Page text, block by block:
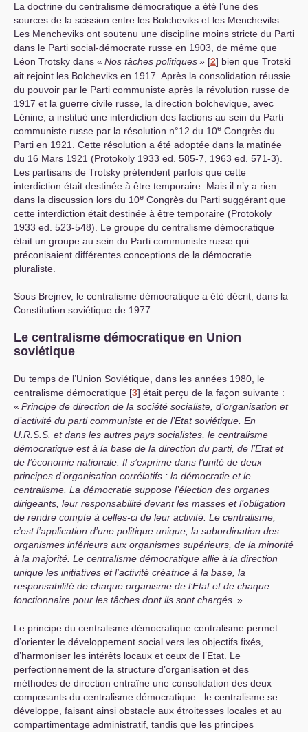
La doctrine du centralisme démocratique a été l’une des
sources de la scission entre les Bolcheviks et les Mencheviks.
Les Mencheviks ont soutenu une discipline moins stricte du Parti
dans le Parti social-démocrate russe en 1903, de même que
Léon Trotsky dans « Nos tâches politiques» [2] bien que Trotski
ait rejoint les Bolcheviks en 1917. Après la consolidation réussie
du pouvoir par le Parti communiste après la révolution russe de
1917 et la guerre civile russe, la direction bolchevique, avec
Lénine, a institué une interdiction des factions au sein du Parti
communiste russe par la résolution n°12 du 10e Congrès du
Parti en 1921. Cette résolution a été adoptée dans la matinée
du 16 Mars 1921 (Protokoly 1933 ed. 585-7, 1963 ed. 571-3).
Les partisans de Trotsky prétendent parfois que cette
interdiction était destinée à être temporaire. Mais il n’y a rien
dans la discussion lors du 10e Congrès du Parti suggérant que
cette interdiction était destinée à être temporaire (Protokoly
1933 ed. 523-548). Le groupe du centralisme démocratique
était un groupe au sein du Parti communiste russe qui
préconisaient différentes conceptions de la démocratie
pluraliste.
Sous Brejnev, le centralisme démocratique a été décrit, dans la
Constitution soviétique de 1977.
Le centralisme démocratique en Union
soviétique
Du temps de l’Union Soviétique, dans les années 1980, le
centralisme démocratique [3] était perçu de la façon suivante :
« Principe de direction de la société socialiste, d’organisation et
d’activité du parti communiste et de l’Etat soviétique. En
U.R.S.S. et dans les autres pays socialistes, le centralisme
démocratique est à la base de la direction du parti, de l’Etat et
de l’économie nationale. Il s’exprime dans l’unité de deux
principes d’organisation corrélatifs : la démocratie et le
centralisme. La démocratie suppose l’élection des organes
dirigeants, leur responsabilité devant les masses et l’obligation
de rendre compte à celles-ci de leur activité. Le centralisme,
c’est l’application d’une politique unique, la subordination des
organismes inférieurs aux organismes supérieurs, de la minorité
à la majorité. Le centralisme démocratique allie à la direction
unique les initiatives et l’activité créatrice à la base, la
responsabilité de chaque organisme de l’Etat et de chaque
fonctionnaire pour les tâches dont ils sont chargés »
Le principe du centralisme démocratique centralisme permet
d’orienter le développement social vers les objectifs fixés,
d’harmoniser les intérêts locaux et ceux de l’Etat. Le
perfectionnement de la structure d’organisation et des
méthodes de direction entraîne une consolidation des deux
composants du centralisme démocratique : le centralisme se
développe, faisant ainsi obstacle aux étroitesses locales et au
compartimentage administratif, tandis que les principes